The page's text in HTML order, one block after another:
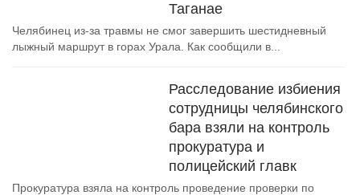
Таганае
Челябинец из-за травмы не смог завершить шестидневный
лыжный маршрут в горах Урала. Как сообщили в...
Расследование избиения
сотрудницы челябинского
бара взяли на контроль
прокуратура и
полицейский главк
Прокуратура взяла на контроль проведение проверки по